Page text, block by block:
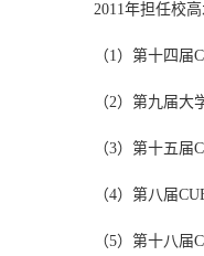
2011年担任校
（1）第十四
（2）第九届大
（3）第十五
（4）第八届
（5）第十八届